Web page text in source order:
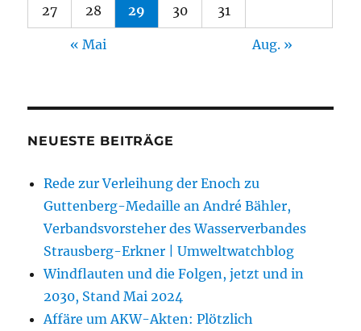
27 28 29 30 31
« Mai Aug. »
NEUESTE BEITRÄGE
Rede zur Verleihung der Enoch zu
Guttenberg-Medaille an André Bähler,
Verbandsvorsteher des Wasserverbandes
Strausberg-Erkner | Umweltwatchblog
Windflauten und die Folgen, jetzt und in
2030, Stand Mai 2024
Affäre um AKW-Akten: Plötzlich